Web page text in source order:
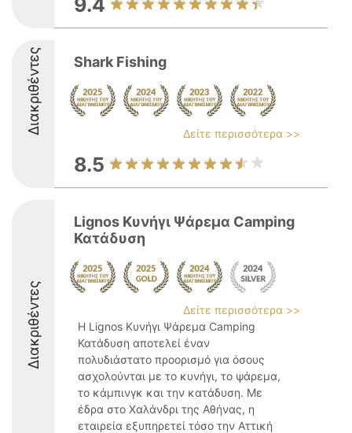
9.4
Διακριθέντες Shark Fishing
Δείτε περισσότερα >>
8.5
Διακριθέντες
Lignos Κυνήγι Ψάρεμα Camping
Κατάδυση
Δείτε περισσότερα >>
Η Lignos Κυνήγι Ψάρεμα Camping
Κατάδυση αποτελεί έναν
πολυδιάστατο προορισμό για όσους
ασχολούνται με το κυνήγι, το ψάρεμα,
το κάμπινγκ και την κατάδυση. Με
έδρα στο Χαλάνδρι της Αθήνας, η
εταιρεία εξυπηρετεί τόσο την Αττική